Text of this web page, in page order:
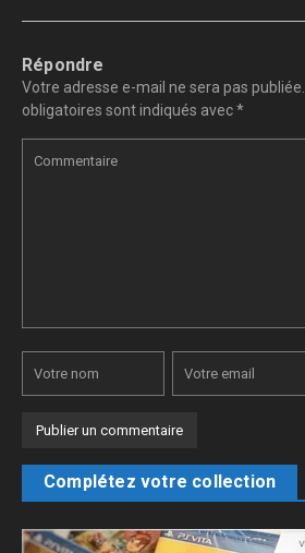
Répondre
Votre adresse e-mail ne sera pas publiée.
obligatoires sont indiqués avec*
Complétez votre collection